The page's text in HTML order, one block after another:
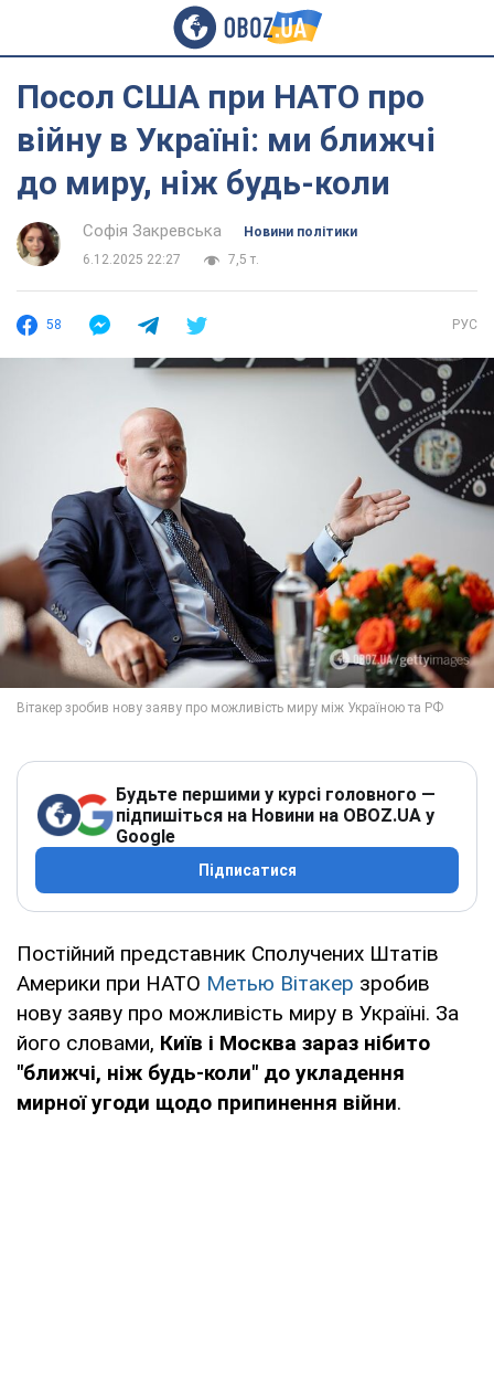
Посол США при НАТО про
війну в Україні: ми ближчі
до миру, ніж будь-коли
Софія Закревська
Новини політики
6.12.2025 22:27
7,5 т.
58 РУС
Будьте першими у курсі головного —
підпишіться на Новини на OBOZ.UA у
Google
Підписатися
Постійний представник Сполучених Штатів
Америки при НАТО Метью Вітакер зробив
нову заяву про можливість миру в Україні. За
його словами, Київ і Москва зараз нібито
"ближчі, ніж будь-коли" до укладення
мирної угоди щодо припинення війни.